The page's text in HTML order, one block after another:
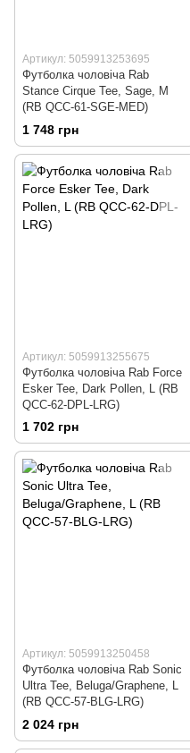
Артикул: 5059913253695
Футболка чоловіча Rab
Stance Cirque Tee, Sage, M
(RB QCC-61-SGE-MED)
1 748 грн
Артикул: 5059913255675
Футболка чоловіча Rab Force
Esker Tee, Dark Pollen, L (RB
QCC-62-DPL-LRG)
1 702 грн
Артикул: 5059913250458
Футболка чоловіча Rab Sonic
Ultra Tee, Beluga/Graphene, L
(RB QCC-57-BLG-LRG)
2 024 грн